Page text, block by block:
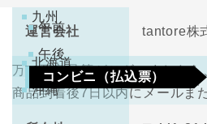
ください。手数料はご負担を
コンビニ（払込票）
九州
北海道
沖縄
不良品
万一不良品等がございました
商品到着後7日以内にメールま
午前
午後
運営会社 tantore株
代表取締役 中河原 毅